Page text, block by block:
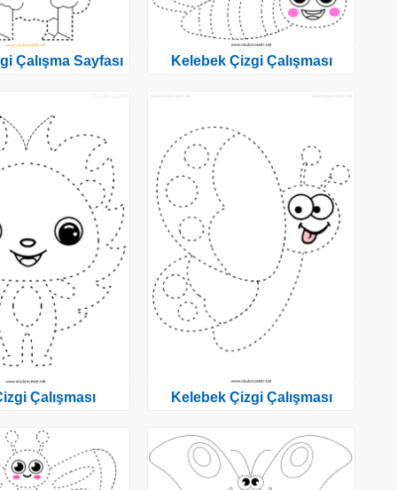
Çalışma Sayfası
Çalışması
Kelebek Çizgi Çalışması
Kelebek Çizgi Çalışması